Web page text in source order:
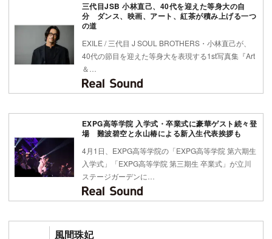
三代目JSB 小林直己、40代を迎えた等身大の自
分 ダンス、映画、アート、紅茶が積み上げる一つ
の道
EXILE / 三代目 J SOUL BROTHERS・小林直己が、
40代の節目を迎えた等身大を表現する1st写真集『Art
＆…
EXPG高等学院 入学式・卒業式に豪華ゲスト続々登
場 難波碧空と永山椿による新入生代表挨拶も
4月1日、EXPG高等学院の「EXPG高等学院 第六期生
入学式」「EXPG高等学院 第三期生 卒業式」が立川
ステージガーデンに…
風間珠妃